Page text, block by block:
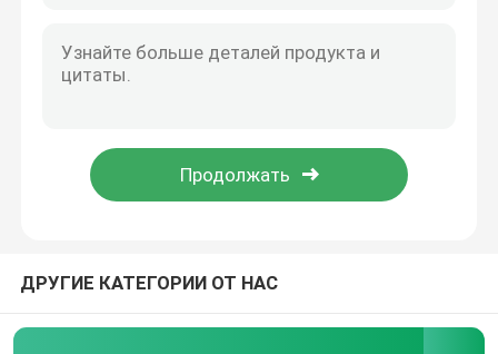
Маркированные карточки покера
Програмное обеспечение анализа покера
ДРУГИЕ КАТЕГОРИИ ОТ НАС